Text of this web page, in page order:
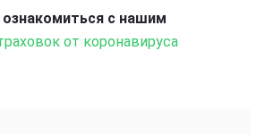
с нашим
от коронавируса